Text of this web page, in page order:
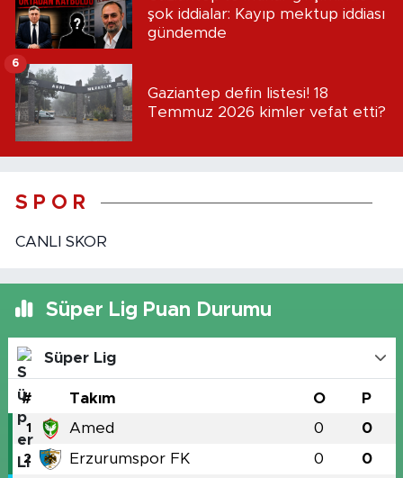
şok iddialar: Kayıp mektup iddiası
gündemde
Gaziantep defin listesi! 18
Temmuz 2026 kimler vefat etti?
6
S P O R
CANLI SKOR
Süper Lig Puan Durumu
Süper Lig
# Takım O P
1 Amed 0 0
2 Erzurumspor FK 0 0